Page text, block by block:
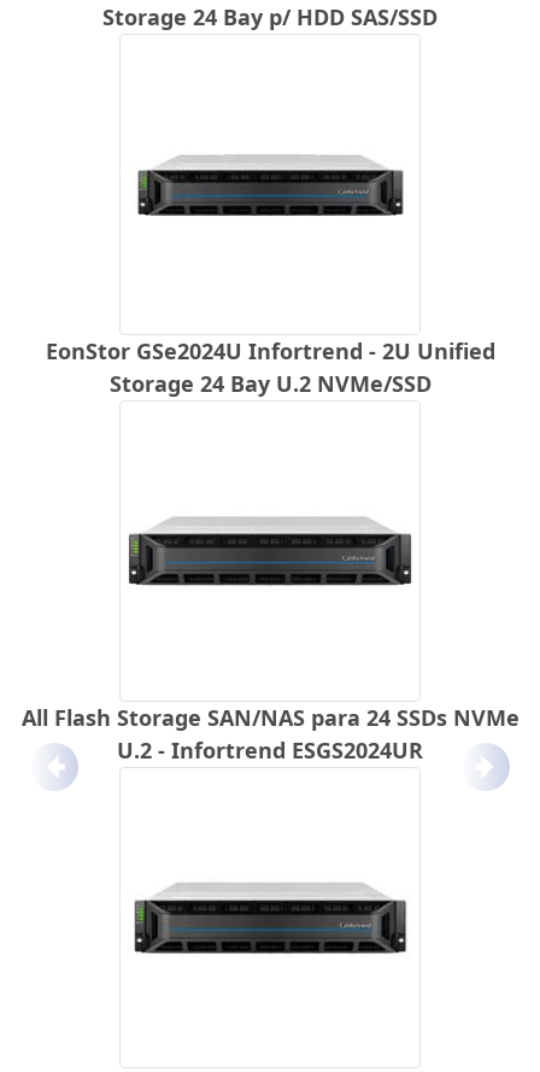
Storage 24 Bay p/ HDD SAS/SSD
EonStor GSe2024U Infortrend - 2U Unified
Storage 24 Bay U.2 NVMe/SSD
All Flash Storage SAN/NAS para 24 SSDs NVMe
U.2 - Infortrend ESGS2024UR
Anterior